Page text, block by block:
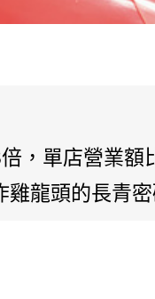
，單店營業額
龍頭的長青密